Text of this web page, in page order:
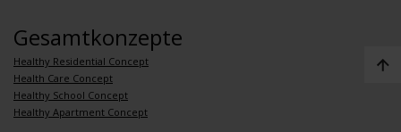
Gesamtkonzepte
Healthy Residential Concept
Health Care Concept
Healthy School Concept
Healthy Apartment Concept